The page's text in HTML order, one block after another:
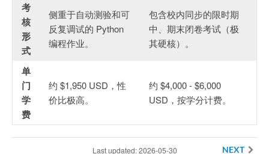
考
核
形
式
侧重于自动测验和可
反复调试的 Python
编程作业。
包含校内同步的限时期
中、期末闭卷考试（极
其硬核）。
单
门
学
费
约 $1,950 USD，性
价比极高。
约 $4,000 - $6,000
USD，按学分计费。
Last updated: 2026-05-30 NEXT